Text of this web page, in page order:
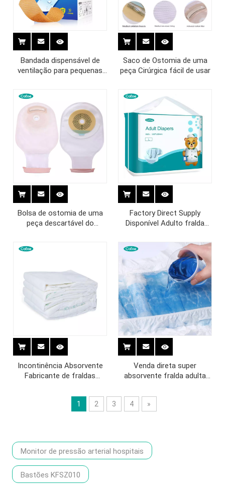
Bandada dispensável de
ventilação para pequenas
Saco de Ostomia de uma
peça Cirúrgica fácil de usar
Bolsa de ostomia de uma
peça descartável do
Factory Direct Supply
Disponível Adulto fralda
grávidas
Incontinência Absorvente
Fabricante de fraldas
Venda direta super
absorvente fralda adulta
1 2 3 4 »
Monitor de pressão arterial hospitais
Bastões KFSZ010